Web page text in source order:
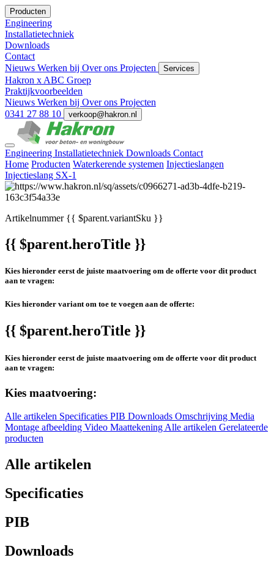
Producten
Engineering
Installatietechniek
Downloads
Contact
Nieuws Werken bij Over ons Projecten Services
Hakron x ABC Groep
Praktijkvoorbeelden
Nieuws Werken bij Over ons Projecten
0341 27 88 10
verkoop@hakron.nl
Engineering Installatietechniek Downloads Contact
Home Producten Waterkerende systemen Injectieslangen
Injectieslang SX-1
Artikelnummer{{ $parent.variantSku }}
{{ $parent.heroTitle }}
Kies hieronder eerst de juiste maatvoering om de offerte voor dit product
aan te vragen:
Kies hieronder variant om toe te voegen aan de offerte:
{{ $parent.heroTitle }}
Kies hieronder eerst de juiste maatvoering om de offerte voor dit product
aan te vragen:
Kies maatvoering:
Alle artikelen Specificaties PIB Downloads Omschrijving Media
Montage afbeelding Video MaattekeningAlle artikelen Gerelateerde
producten
Alle artikelen
Specificaties
PIB
Downloads